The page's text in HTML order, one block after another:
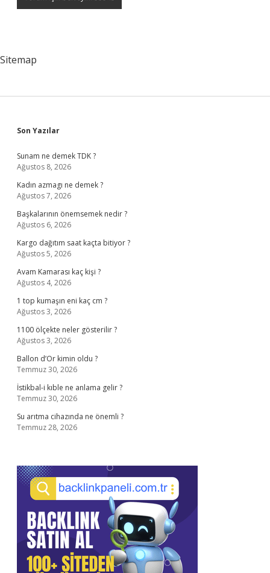
Sitemap
Sidebar
Son Yazılar
Sunam ne demek TDK ?
Ağustos 8, 2026
Kadın azmagı ne demek ?
Ağustos 7, 2026
Başkalarının önemsemek nedir ?
Ağustos 6, 2026
Kargo dağıtım saat kaçta bitiyor ?
Ağustos 5, 2026
Avam Kamarası kaç kişi ?
Ağustos 4, 2026
1 top kumaşın eni kaç cm ?
Ağustos 3, 2026
1100 ölçekte neler gösterilir ?
Ağustos 3, 2026
Ballon d’Or kimin oldu ?
Temmuz 30, 2026
İstikbal-i kıble ne anlama gelir ?
Temmuz 30, 2026
Su arıtma cihazında ne önemli ?
Temmuz 28, 2026